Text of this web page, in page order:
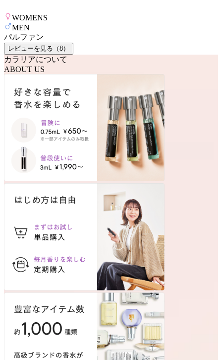
WOMENS
MEN
パルファン
レビューを見る（8）
カラリアについて
ABOUT US